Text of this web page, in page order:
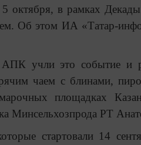
5 октября, в рамках
Об этом ИА «Татар-
АПК учли это событие и
чаем с блинами,
площадках
Минсельхозпрода РТ
стартовали 14